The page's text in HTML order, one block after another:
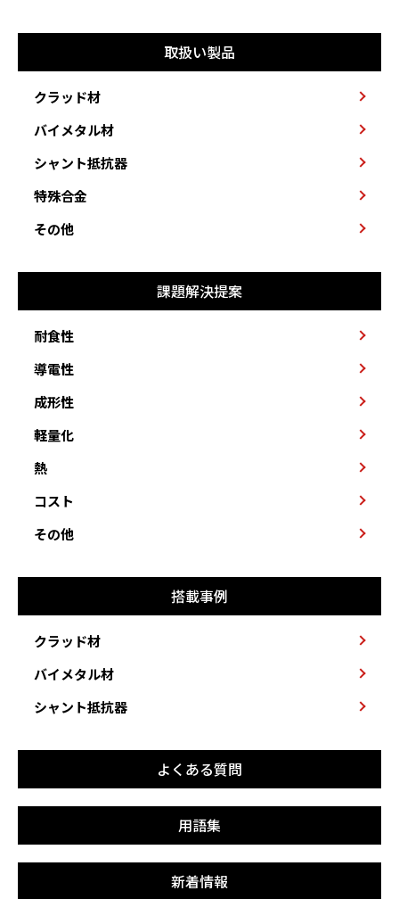
取扱い製品
クラッド材
バイメタル材
シャント抵抗器
特殊合金
その他
課題解決提案
耐食性
導電性
成形性
軽量化
熱
コスト
その他
搭載事例
クラッド材
バイメタル材
シャント抵抗器
よくある質問
用語集
新着情報